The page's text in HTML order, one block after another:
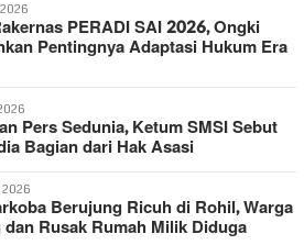
PERADI SAI 2026, Ongki
Pentingnya Adaptasi Hukum Era
Pers Sedunia, Ketum SMSI Sebut
Bagian dari Hak Asasi
2026
Berujung Ricuh di Rohil, Warga
Rusak Rumah Milik Diduga